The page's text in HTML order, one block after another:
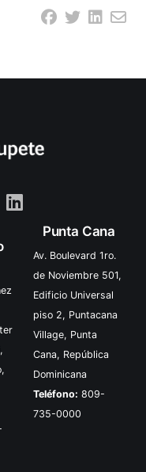
tarea obligada para
herramienta
Punta Cana
Av. Boulevard 1ro.
de Noviembre 501,
Edificio Universal
piso 2, Puntacana
Village, Punta
Cana, República
Dominicana
Teléfono: 809-
735-0000